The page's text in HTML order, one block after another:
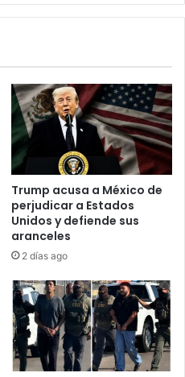
Trump acusa a México de
perjudicar a Estados
Unidos y defiende sus
aranceles
2 días ago